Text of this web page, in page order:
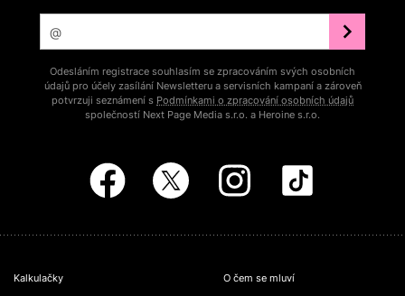
Odesláním registrace souhlasím se zpracováním svých osobních
údajů pro účely zasílání Newsletteru a servisních kampaní a zároveň
potvrzuji seznámení s Podmínkami o zpracování osobních údajů
společností Next Page Media s.r.o. a Heroine s.r.o.
Kalkulačky
O čem se mluví